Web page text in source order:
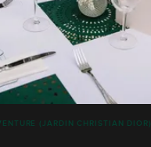
(JARDIN CHRISTIAN DIOR)